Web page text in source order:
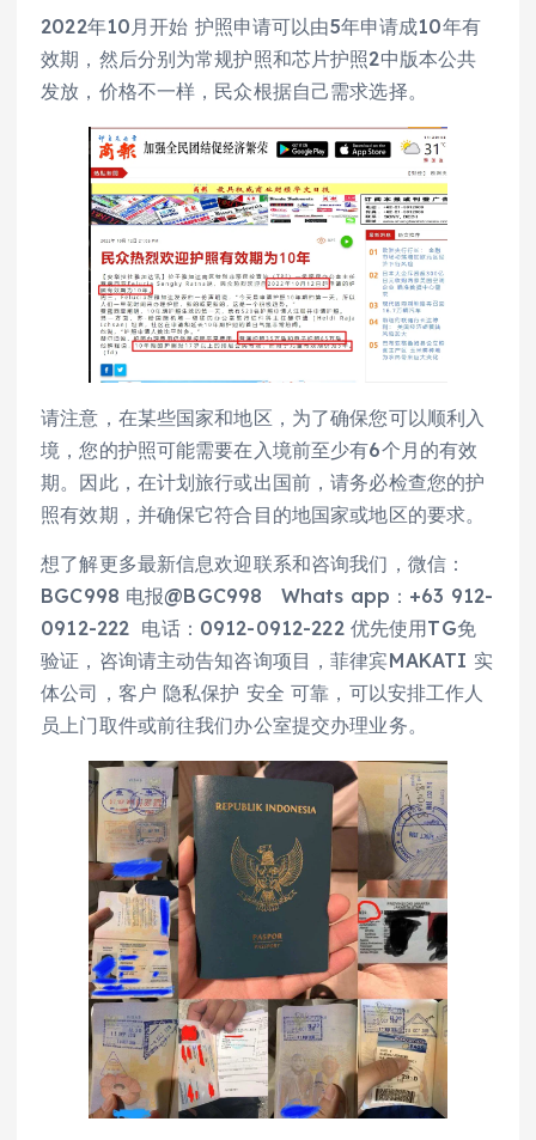
2022年10月开始 护照申请可以由5年申请成10年有
效期，然后分别为常规护照和芯片护照2中版本公共
发放，价格不一样，民众根据自己需求选择。
请注意，在某些国家和地区，为了确保您可以顺利入
境，您的护照可能需要在入境前至少有6个月的有效
期。因此，在计划旅行或出国前，请务必检查您的护
照有效期，并确保它符合目的地国家或地区的要求。
想了解更多最新信息欢迎联系和咨询我们，微信：
BGC998 电报@BGC998 Whats app：+63 912-
0912-222 电话：0912-0912-222 优先使用TG免
验证，咨询请主动告知咨询项目，菲律宾MAKATI 实
体公司，客户 隐私保护 安全 可靠，可以安排工作人
员上门取件或前往我们办公室提交办理业务。